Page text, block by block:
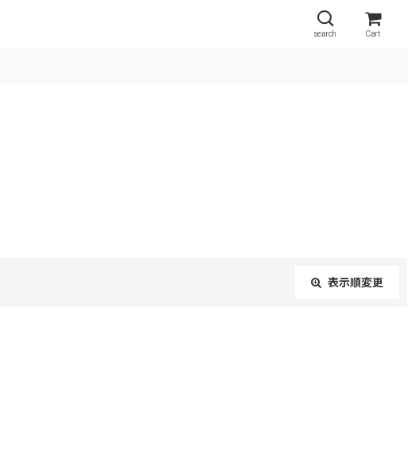
search Cart
表示順変更